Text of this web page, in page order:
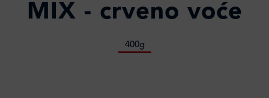
MIX - crveno voće
400g